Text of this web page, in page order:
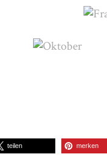
teilen merken